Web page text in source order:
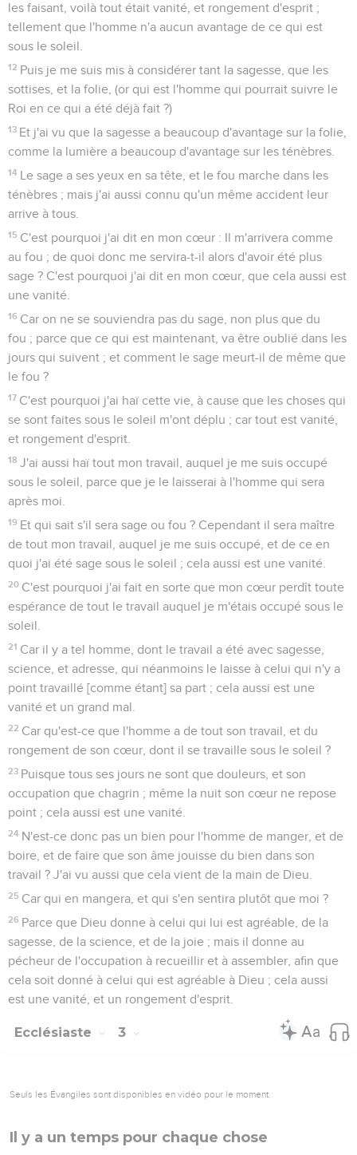
les faisant, voilà tout était vanité, et rongement d'esprit ;
tellement que l'homme n'a aucun avantage de ce qui est
sous le soleil.
12 Puis je me suis mis à considérer tant la sagesse, que les
sottises, et la folie, (or qui est l'homme qui pourrait suivre le
Roi en ce qui a été déjà fait ?)
13 Et j'ai vu que la sagesse a beaucoup d'avantage sur la folie,
comme la lumière a beaucoup d'avantage sur les ténèbres.
14 Le sage a ses yeux en sa tête, et le fou marche dans les
ténèbres ; mais j'ai aussi connu qu'un même accident leur
arrive à tous.
15 C'est pourquoi j'ai dit en mon cœur : Il m'arrivera comme
au fou ; de quoi donc me servira-t-il alors d'avoir été plus
sage ? C'est pourquoi j'ai dit en mon cœur, que cela aussi est
une vanité.
16 Car on ne se souviendra pas du sage, non plus que du
fou ; parce que ce qui est maintenant, va être oublié dans les
jours qui suivent ; et comment le sage meurt-il de même que
le fou ?
17 C'est pourquoi j'ai haï cette vie, à cause que les choses qui
se sont faites sous le soleil m'ont déplu ; car tout est vanité,
et rongement d'esprit.
18 J'ai aussi haï tout mon travail, auquel je me suis occupé
sous le soleil, parce que je le laisserai à l'homme qui sera
après moi.
19 Et qui sait s'il sera sage ou fou ? Cependant il sera maître
de tout mon travail, auquel je me suis occupé, et de ce en
quoi j'ai été sage sous le soleil ; cela aussi est une vanité.
20 C'est pourquoi j'ai fait en sorte que mon cœur perdît toute
espérance de tout le travail auquel je m'étais occupé sous le
soleil.
21 Car il y a tel homme, dont le travail a été avec sagesse,
science, et adresse, qui néanmoins le laisse à celui qui n'y a
point travaillé [comme étant] sa part ; cela aussi est une
vanité et un grand mal.
22 Car qu'est-ce que l'homme a de tout son travail, et du
rongement de son cœur, dont il se travaille sous le soleil ?
23 Puisque tous ses jours ne sont que douleurs, et son
occupation que chagrin ; même la nuit son cœur ne repose
point ; cela aussi est une vanité.
24 N'est-ce donc pas un bien pour l'homme de manger, et de
boire, et de faire que son âme jouisse du bien dans son
travail ? J'ai vu aussi que cela vient de la main de Dieu.
25 Car qui en mangera, et qui s'en sentira plutôt que moi ?
26 Parce que Dieu donne à celui qui lui est agréable, de la
sagesse, de la science, et de la joie ; mais il donne au
pécheur de l'occupation à recueillir et à assembler, afin que
cela soit donné à celui qui est agréable à Dieu ; cela aussi
est une vanité, et un rongement d'esprit.
Ecclésiaste 3
Seuls les Évangiles sont disponibles en vidéo pour le moment.
Il y a un temps pour chaque chose